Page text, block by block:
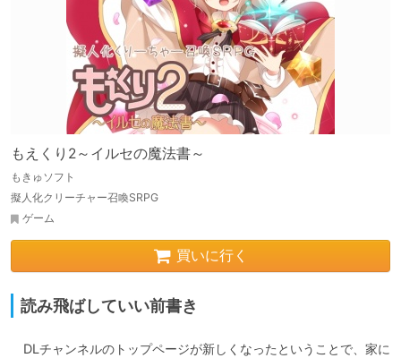
もえくり2～イルセの魔法書～
もきゅソフト
擬人化クリーチャー召喚SRPG
ゲーム
買いに行く
読み飛ばしていい前書き
DLチャンネルのトップページが新しくなったということで、家に